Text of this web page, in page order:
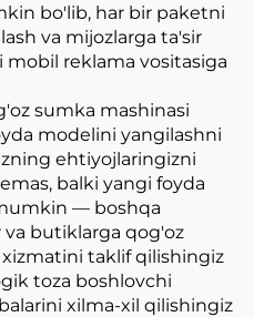
bo'lib, har bir paketni
va mijozlarga ta'sir
mobil reklama vositasiga
sumka mashinasi
modelini yangilashni
ehtiyojlaringizni
balki yangi foyda
— boshqa
va butiklarga qog'oz
taklif qilishingiz
toza boshlovchi
xilma-xil qilishingiz